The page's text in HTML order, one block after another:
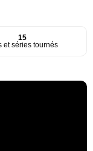
15
et séries tournés